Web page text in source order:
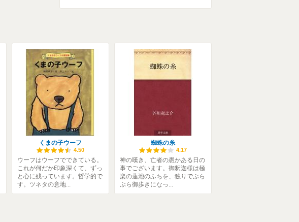
くまの子ウーフ
4.50
ウーフはウーフでできている。
これが何だか印象深くて、ずっ
と心に残っています。哲学的で
す。ツネタの意地...
蜘蛛の糸
4.17
神の嘆き、亡者の愚かある日の
事でございます。御釈迦様は極
楽の蓮池のふちを、独りでぶら
ぶら御歩きになっ...